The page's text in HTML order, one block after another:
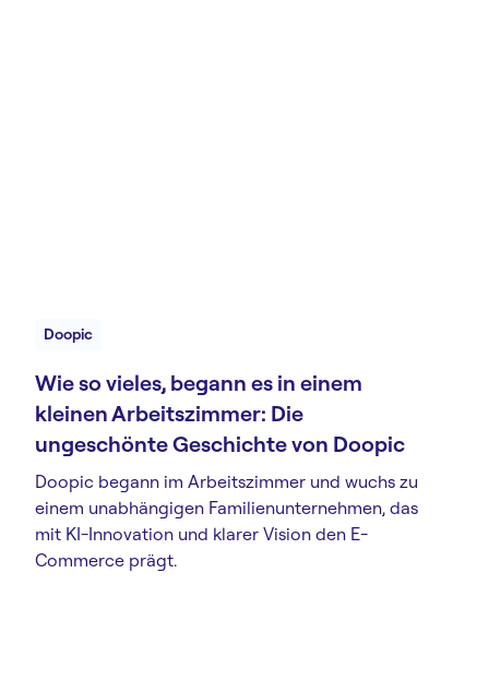
Doopic
Wie so vieles, begann es in einem
kleinen Arbeitszimmer: Die
ungeschönte Geschichte von Doopic
Doopic begann im Arbeitszimmer und wuchs zu
einem unabhängigen Familienunternehmen, das
mit KI-Innovation und klarer Vision den E-
Commerce prägt.